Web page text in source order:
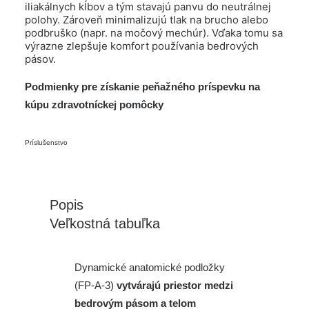
iliakálnych kĺbov a tým stavajú panvu do neutrálnej
polohy. Zároveň minimalizujú tlak na brucho alebo
podbruško (napr. na močový mechúr). Vďaka tomu sa
výrazne zlepšuje komfort používania bedrových
pásov.
Podmienky pre získanie peňažného príspevku na
kúpu zdravotníckej pomôcky
Príslušenstvo
Popis
Veľkostná tabuľka
Dynamické anatomické podložky
(FP-A-3) vytvárajú priestor medzi
bedrovým pásom a telom